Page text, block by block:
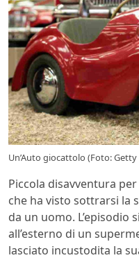
Un’Auto giocattolo (Foto:
Piccola disavventura
che ha visto sottrarsi la
da un uomo. L’episodio
all’esterno di un
lasciato incustodita la